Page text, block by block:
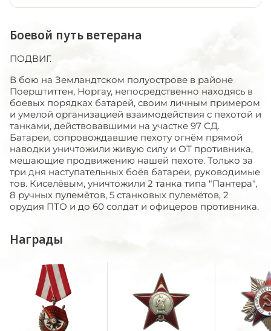
Боевой путь ветерана
ПОДВИГ.
В бою на Земландтском полуострове в районе
Поерштиттен, Норгау, непосредственно находясь в
боевых порядках батарей, своим личным примером
и умелой организацией взаимодействия с пехотой и
танками, действовавшими на участке 97 СД.
Батареи, сопровождавшие пехоту огнём прямой
наводки уничтожили живую силу и ОТ противника,
мешающие продвижению нашей пехоте. Только за
три дня наступательных боёв батареи, руководимые
тов. Киселёвым, уничтожили 2 танка типа "Пантера",
8 ручных пулемётов, 5 станковых пулемётов, 2
орудия ПТО и до 60 солдат и офицеров противника.
Награды